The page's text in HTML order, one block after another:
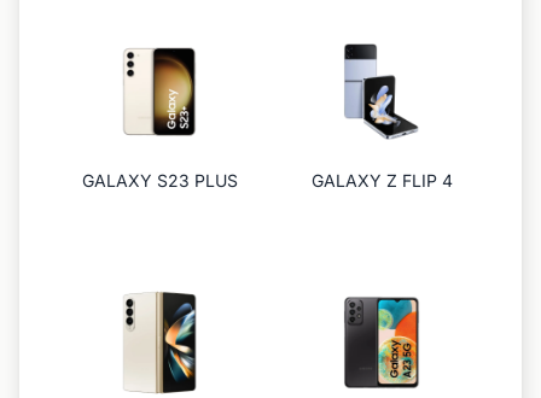
GALAXY S23 PLUS GALAXY Z FLIP 4